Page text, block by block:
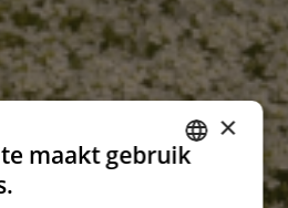
×
maakt gebruik